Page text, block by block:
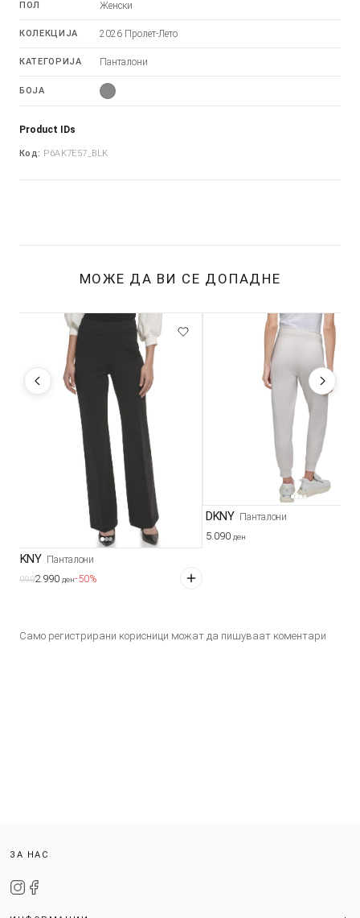
ПОЛ Женски
КОЛЕКЦИЈА 2026 Пролет-Лето
КАТЕГОРИЈА Панталони
БОЈА
Product IDs
Код: P6AK7E57_BLK
МОЖЕ ДА ВИ СЕ ДОПАДНЕ
DKNY Панталони
5.9902.990 ден-50%
DKNY Панталони
5.090 ден
Само регистрирани корисници можат да пишуваат коментари
ЗА НАС